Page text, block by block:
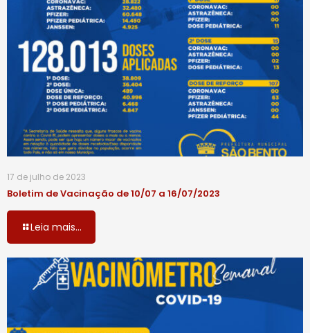
17 de julho de 2023
Boletim de Vacinação de 10/07 a 16/07/2023
Leia mais...